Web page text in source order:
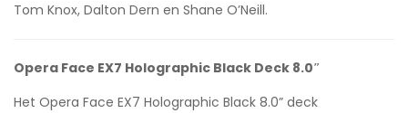
Tom Knox, Dalton Dern en Shane O’Neill.
Opera Face EX7 Holographic Black Deck 8.0″
Het Opera Face EX7 Holographic Black 8.0” deck